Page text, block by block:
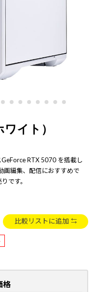
イト）
RTX 5070 を搭載し
画編集、配信におすすめで
です。
比較リストに追加
格